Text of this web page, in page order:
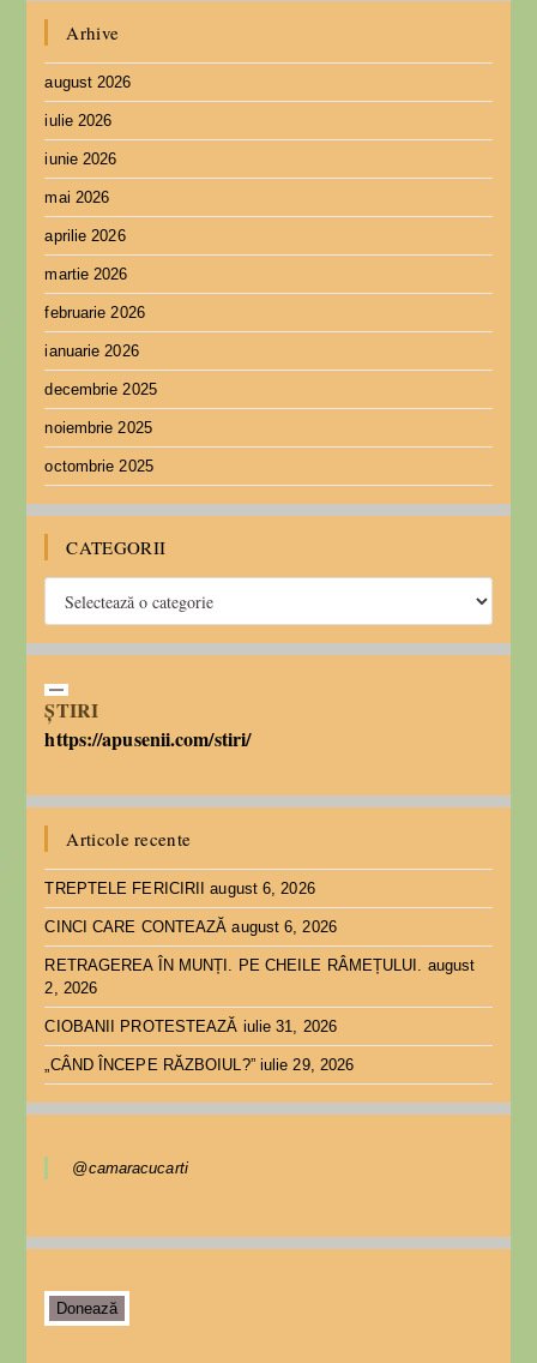
Arhive
august 2026
iulie 2026
iunie 2026
mai 2026
aprilie 2026
martie 2026
februarie 2026
ianuarie 2026
decembrie 2025
noiembrie 2025
octombrie 2025
CATEGORII
ȘTIRI
https://apusenii.com/stiri/
Articole recente
TREPTELE FERICIRII august 6, 2026
CINCI CARE CONTEAZĂ august 6, 2026
RETRAGEREA ÎN MUNȚI. PE CHEILE RÂMEȚULUI. august
2, 2026
CIOBANII PROTESTEAZĂ iulie 31, 2026
„CÂND ÎNCEPE RĂZBOIUL?” iulie 29, 2026
@camaracucarti
Donează